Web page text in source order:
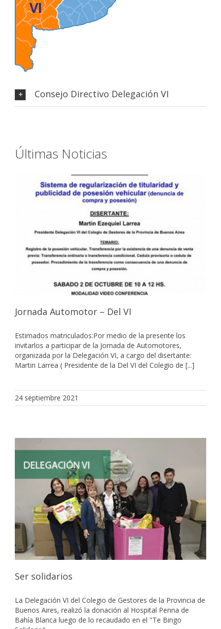
Consejo Directivo Delegación VI
Últimas Noticias
Jornada Automotor – Del VI
Estimados matriculados:Por medio de la presente los
invitarlos a participar de la Jornada de Automotores,
organizada por la Delegación VI, a cargo del disertante:
Martin Larrea ( Presidente de la Del VI del Colegio de [...]
24 septiembre 2021
Ser solidarios
La Delegación VI del Colegio de Gestores de la Provincia de
Buenos Aires, realizó la donación al Hospital Penna de
Bahía Blanca luego de lo recaudado en el "Te Bingo